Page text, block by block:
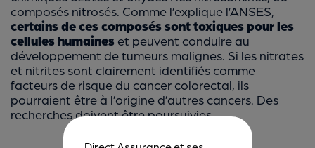
composés nitrosés. Comme l’explique l’ANSES,
certains de ces composés sont toxiques pour les
cellules humaines et peuvent conduire au
développement de tumeurs malignes. Si les nitrates
et nitrites sont clairement identifiés comme
facteurs de risque du cancer colorectal, ils
pourraient être à l’origine d’autres cancers. Des
recherches doivent être poursuivies.